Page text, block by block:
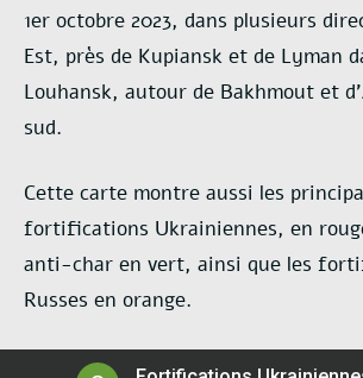
1er octobre 2023, dans plusieurs
Est, près de Kupiansk et de Lyman
Louhansk, autour de Bakhmout et
sud.
Cette carte montre aussi les
fortifications Ukrainiennes, en
anti-char en vert, ainsi que les
Russes en orange.